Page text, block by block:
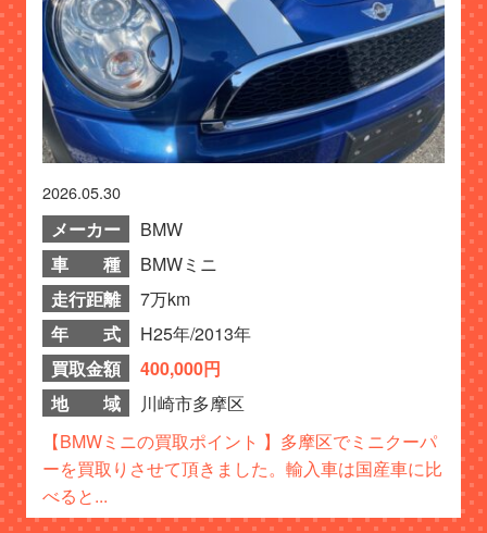
2026.05.30
メーカー
BMW
車 種
BMWミニ
走行距離
7万km
年 式
H25年/2013年
買取金額
400,000円
地 域
川崎市多摩区
【BMWミニの買取ポイント 】多摩区でミニクーパ
ーを買取りさせて頂きました。輸入車は国産車に比
べると...